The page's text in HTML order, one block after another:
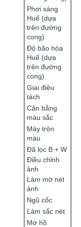
Phơi sáng
Huế (dựa
trên đường
cong)
Độ bão hòa
Huế (dựa
trên đường
cong)
Giai điệu
tách
Cân bằng
màu sắc
Máy trộn
màu
Đã lọc B + W
Điều chỉnh
ảnh
Làm mờ nét
ảnh
Ngũ cốc
Làm sắc nét
Mơ hồ